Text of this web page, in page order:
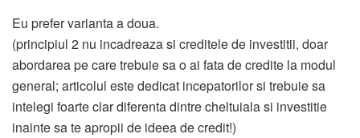
Eu prefer varianta a doua.
(principiul 2 nu incadreaza si creditele de investitii, doar
abordarea pe care trebuie sa o ai fata de credite la modul
general; articolul este dedicat incepatorilor si trebuie sa
intelegi foarte clar diferenta dintre cheltuiala si investitie
inainte sa te apropii de ideea de credit!)